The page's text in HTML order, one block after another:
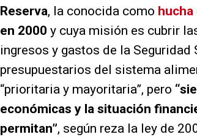
Reserva, la conocida como
en 2000 y cuya misión es cubrir
ingresos y gastos de la
presupuestarios del sistema
“prioritaria y mayoritaria”, pero
económicas y la situación
permitan”, según reza la ley de